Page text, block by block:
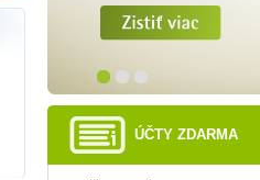
ÚČTY ZDARMA